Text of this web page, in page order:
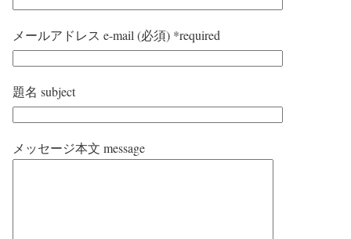
メールアドレス e-mail (必須) *required
題名 subject
メッセージ本文 message